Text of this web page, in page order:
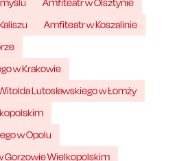
Amfiteatr w Koszalinie
w Krakowie
Lutosławskiego w Łomży
w Opolu
Gorzowie Wielkopolskim